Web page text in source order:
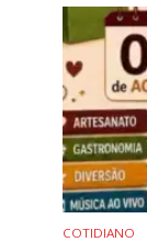
COTIDIANO